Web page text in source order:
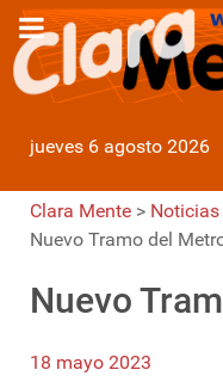
jueves 6 agosto 2026
Clara Mente > Noticias
Nuevo Tramo del
Nuevo
18 mayo 2023